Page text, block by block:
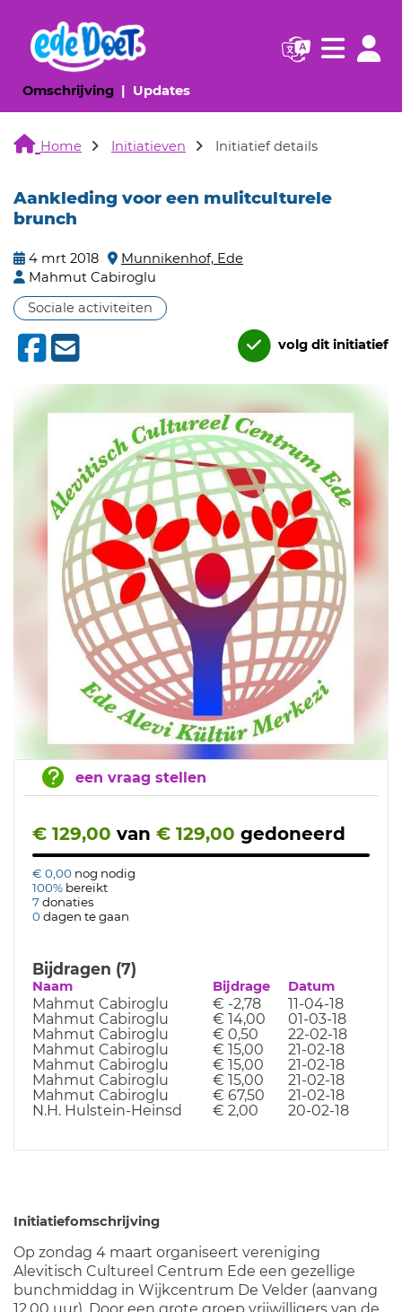
Omschrijving(huidige pagina)
Updates(huidige pagina)
Navigatie
Home Initiatieven Initiatief details
Aankleding voor een mulitculturele
brunch
4 mrt 2018
Munnikenhof, Ede
Mahmut Cabiroglu
Sociale activiteiten
volg dit initiatief
een vraag stellen
€ 129,00 van € 129,00 gedoneerd
€ 0,00 nog nodig
100% bereikt
7donaties
0dagen te gaan
Bijdragen (7)
Naam Bijdrage Datum
Mahmut Cabiroglu € -2,78
11-04-18
Mahmut Cabiroglu
€ 14,00
01-03-18
Mahmut Cabiroglu
€ 0,50
22-02-18
Mahmut Cabiroglu
€ 15,00
21-02-18
Mahmut Cabiroglu
€ 15,00
21-02-18
Mahmut Cabiroglu
€ 15,00
21-02-18
Mahmut Cabiroglu
€ 67,50
21-02-18
N.H. Hulstein-Heinsd
€ 2,00 20-02-18
Initiatiefomschrijving
Op zondag 4 maart organiseert vereniging
Alevitisch Cultureel Centrum Ede een gezellige
bunchmiddag in Wijkcentrum De Velder (aanvang